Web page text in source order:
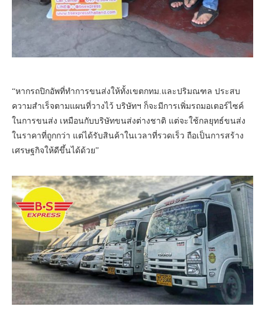
“หากรถปิกอัพที่ทำการขนส่งให้ทั้งเขตกทม.และปริมณฑล ประสบ
ความสำเร็จตามแผนที่วางไว้ บริษัทฯ ก็จะมีการเพิ่มรถมอเตอร์ไซค์
ในการขนส่ง เหมือนกับบริษัทขนส่งต่างชาติ แต่จะใช้กลยุทธ์ขนส่ง
ในราคาที่ถูกกว่า แต่ได้รับสินค้าในเวลาที่รวดเร็ว ถือเป็นการสร้าง
เศรษฐกิจให้ดีขึ้นได้ด้วย”